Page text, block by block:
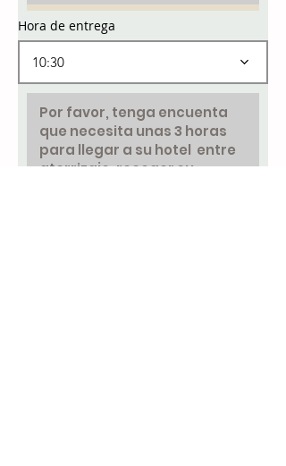
i
e
Hora de entrega
10:30